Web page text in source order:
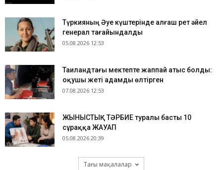
Түркияның Әуе күштерінде алғаш рет әйел
генерал тағайындалды
05.08.2026 12:53
Таиландтағы мектепте жаппай атыс болды:
оқушы жеті адамды өлтірген
07.08.2026 12:53
ЖЫНЫСТЫҚ ТӘРБИЕ туралы басты 10
сұраққа ЖАУАП
05.08.2026 20:39
Тағы мақалалар